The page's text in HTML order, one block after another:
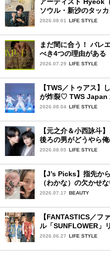
ソウル・新沙のタッ
2026.08.01 LIFE STYLE
まだ間に合う！ バレ
べき4つの理由があ
POLA presents
2026.07.29 LIFE STYLE
【TWS／トゥアス】
が炸裂♡ TWS Japan
記念SPECIAL
2026.08.04 LIFE STYLE
【元之介＆小西詠斗
後ろの男がどうやら
タビュー♡ 「自然と
2026.08.05 LIFE STYLE
【J’s Picks】指先か
（わかな）の欠かせ
ルーティーン〉
2026.07.17 BEAUTY
【FANTASTICS／フ
ル「SUNFLOWER」
夏楽しみにしているこ
2026.06.27 LIFE STYLE